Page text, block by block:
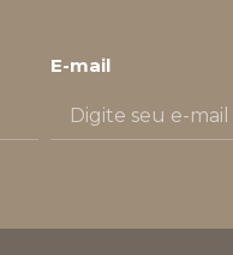
E-mail